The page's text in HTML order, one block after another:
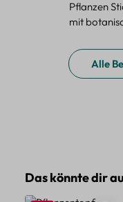
Pflanzen
mit
Alle
Produktgalerie
Das könnte dir